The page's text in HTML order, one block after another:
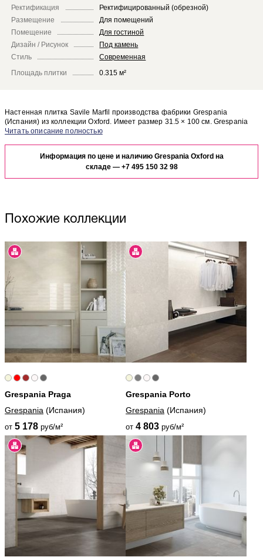
Ректификация
Ректифицированный (обрезной)
Размещение
Для помещений
Помещение
Для гостиной
Дизайн / Рисунок
Под камень
Стиль
Современная
Площадь плитки
0.315 м²
Настенная плитка Savile Marfil производства фабрики Grespania
(Испания) из коллекции Oxford. Имеет размер 31.5 × 100 см. Grespania
Oxford Savile Marfil отлично сочетается с другими элементами коллекции
отделке Вашего помещения, закажите бесплатный дизайн-проект с
использованием элементов коллекции Grespania Oxford.
Информация по цене и наличию Grespania Oxford на
складе — +7 495 150 32 98
Похожие коллекции
Grespania Praga
Grespania (Испания)
от 5 178 руб/м²
Grespania Porto
Grespania (Испания)
от 4 803 руб/м²